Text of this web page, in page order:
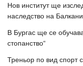
Нов институт ще
наследство на
В Бургас ще се
стопанство“
Треньор по вид спорт